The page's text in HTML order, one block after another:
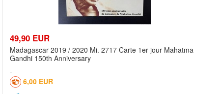
49,90 EUR
Madagascar 2019 / 2020 Mi. 2717 Carte 1er jour Mahatma
Gandhi 150th Anniversary
6,00 EUR